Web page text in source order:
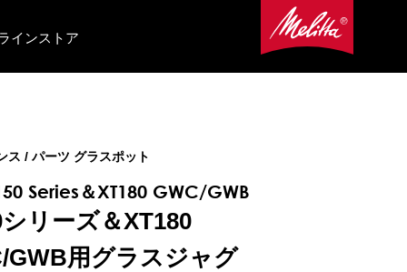
インストア
ス / パーツ グラスポット
Series＆XT180 GWC/GWB
リーズ＆XT180
GWB用グラスジャグ